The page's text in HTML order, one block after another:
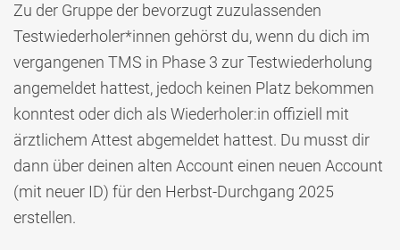
Zu der Gruppe der bevorzugt zuzulassenden
Testwiederholer*innen gehörst du, wenn du dich im
vergangenen TMS in Phase 3 zur Testwiederholung
angemeldet hattest, jedoch keinen Platz bekommen
konntest oder dich als Wiederholer:in offiziell mit
ärztlichem Attest abgemeldet hattest. Du musst dir
dann über deinen alten Account einen neuen Account
(mit neuer ID) für den Herbst-Durchgang 2025
erstellen.